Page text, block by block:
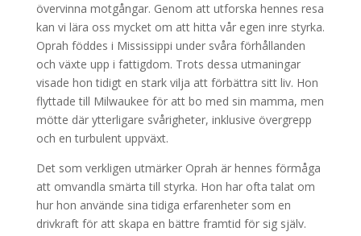
övervinna motgångar. Genom att utforska hennes resa
kan vi lära oss mycket om att hitta vår egen inre styrka.
Oprah föddes i Mississippi under svåra förhållanden
och växte upp i fattigdom. Trots dessa utmaningar
visade hon tidigt en stark vilja att förbättra sitt liv. Hon
flyttade till Milwaukee för att bo med sin mamma, men
mötte där ytterligare svårigheter, inklusive övergrepp
och en turbulent uppväxt.
Det som verkligen utmärker Oprah är hennes förmåga
att omvandla smärta till styrka. Hon har ofta talat om
hur hon använde sina tidiga erfarenheter som en
drivkraft för att skapa en bättre framtid för sig själv.